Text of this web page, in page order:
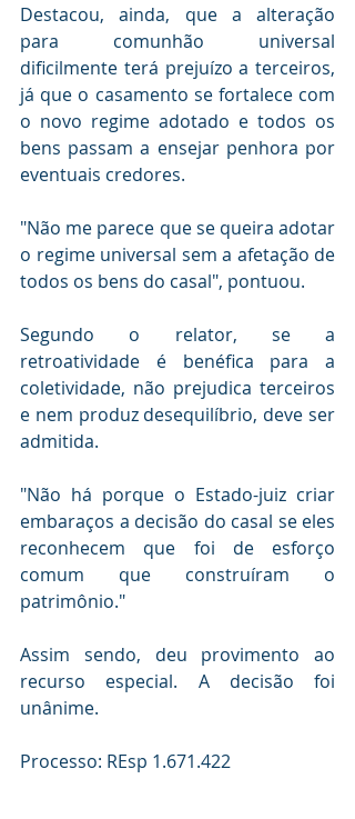
Destacou, ainda, que a alteração
para comunhão universal
dificilmente terá prejuízo a terceiros,
já que o casamento se fortalece com
o novo regime adotado e todos os
bens passam a ensejar penhora por
eventuais credores.
"Não me parece que se queira adotar
o regime universal sem a afetação de
todos os bens do casal", pontuou.
Segundo o relator, se a
retroatividade é benéfica para a
coletividade, não prejudica terceiros
e nem produz desequilíbrio, deve ser
admitida.
"Não há porque o Estado-juiz criar
embaraços a decisão do casal se eles
reconhecem que foi de esforço
comum que construíram o
patrimônio."
Assim sendo, deu provimento ao
recurso especial. A decisão foi
unânime.
Processo: REsp 1.671.422